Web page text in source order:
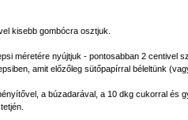
kisebb gombócra osztjuk.
méretére nyújtjuk - pontosabban 2 centivel
amit előzőleg sütőpapírral béleltünk
a búzadarával, a 10 dkg cukorral és